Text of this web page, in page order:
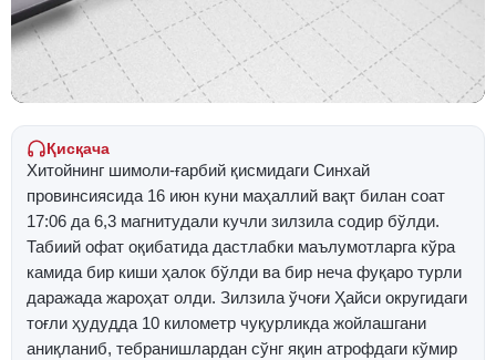
Қисқача
Хитойнинг шимоли-ғарбий қисмидаги Синхай
провинсиясида 16 июн куни маҳаллий вақт билан соат
17:06 да 6,3 магнитудали кучли зилзила содир бўлди.
Табиий офат оқибатида дастлабки маълумотларга кўра
камида бир киши ҳалок бўлди ва бир неча фуқаро турли
даражада жароҳат олди. Зилзила ўчоғи Ҳайси округидаги
тоғли ҳудудда 10 километр чуқурликда жойлашгани
аниқланиб, тебранишлардан сўнг яқин атрофдаги кўмир